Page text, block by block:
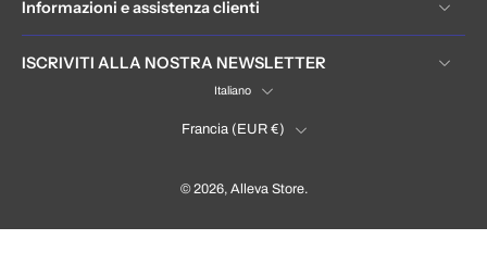
Informazioni e assistenza clienti
ISCRIVITI ALLA NOSTRA NEWSLETTER
Italiano
Francia ‎(EUR €)‎
© 2026, Alleva Store.